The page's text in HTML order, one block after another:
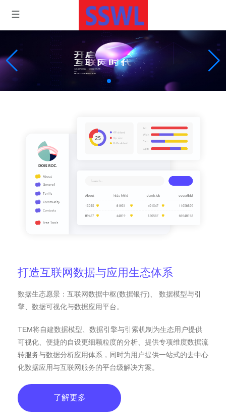
打造互联网数据与应用生态体系
数据生态愿景：互联网数据中枢(数据银行)、 数据模型与引
擎、数据可视化与数据应用平台。
TEM将自建数据模型、数据引擎与引索机制为生态用户提供
可视化、便捷的自设更细颗粒度的分析、提供专项维度数据流
转服务与数据分析应用体系，同时为用户提供一站式的去中心
化数据应用与互联网服务的平台级解决方案。
了解更多